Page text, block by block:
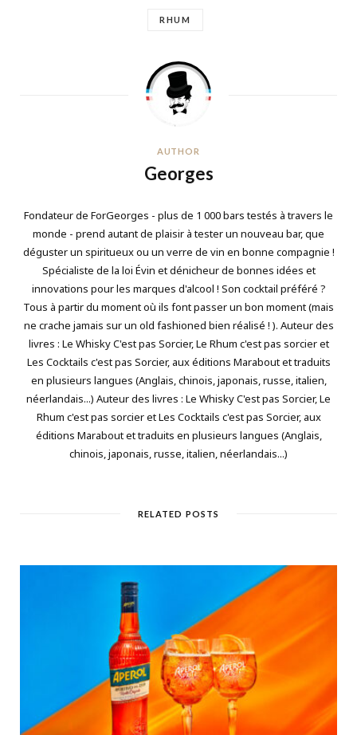
RHUM
AUTHOR
Georges
Fondateur de ForGeorges - plus de 1 000 bars testés à travers le
monde - prend autant de plaisir à tester un nouveau bar, que
déguster un spiritueux ou un verre de vin en bonne compagnie !
Spécialiste de la loi Évin et dénicheur de bonnes idées et
innovations pour les marques d'alcool ! Son cocktail préféré ?
Tous à partir du moment où ils font passer un bon moment (mais
ne crache jamais sur un old fashioned bien réalisé ! ). Auteur des
livres : Le Whisky C'est pas Sorcier, Le Rhum c'est pas sorcier et
Les Cocktails c'est pas Sorcier, aux éditions Marabout et traduits
en plusieurs langues (Anglais, chinois, japonais, russe, italien,
néerlandais...) Auteur des livres : Le Whisky C'est pas Sorcier, Le
Rhum c'est pas sorcier et Les Cocktails c'est pas Sorcier, aux
éditions Marabout et traduits en plusieurs langues (Anglais,
chinois, japonais, russe, italien, néerlandais...)
RELATED POSTS